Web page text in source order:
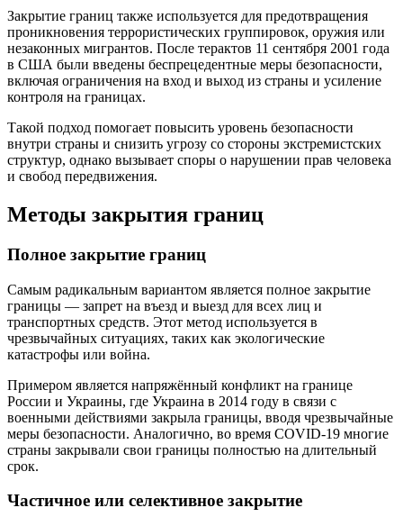
Закрытие границ также используется для предотвращения
проникновения террористических группировок, оружия или
незаконных мигрантов. После терактов 11 сентября 2001 года
в США были введены беспрецедентные меры безопасности,
включая ограничения на вход и выход из страны и усиление
контроля на границах.
Такой подход помогает повысить уровень безопасности
внутри страны и снизить угрозу со стороны экстремистских
структур, однако вызывает споры о нарушении прав человека
и свобод передвижения.
Методы закрытия границ
Полное закрытие границ
Самым радикальным вариантом является полное закрытие
границы — запрет на въезд и выезд для всех лиц и
транспортных средств. Этот метод используется в
чрезвычайных ситуациях, таких как экологические
катастрофы или война.
Примером является напряжённый конфликт на границе
России и Украины, где Украина в 2014 году в связи с
военными действиями закрыла границы, вводя чрезвычайные
меры безопасности. Аналогично, во время COVID-19 многие
страны закрывали свои границы полностью на длительный
срок.
Частичное или селективное закрытие